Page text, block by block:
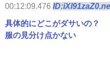
00:12:09.476
具体的にどこがダサいの？
服の見分け点かない